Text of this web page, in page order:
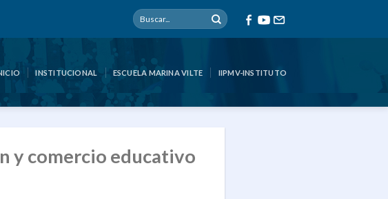
INSTITUCIONAL ESCUELA MARINA VILTE IIPMV-INSTITUTO
y comercio educativo